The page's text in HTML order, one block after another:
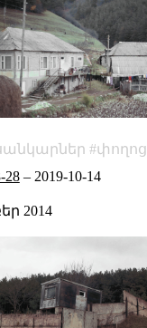
փողոց
28– 2019-10-14
2014